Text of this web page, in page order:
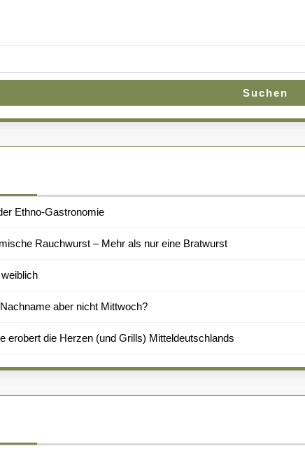
Suchen
Ethno-Gastronomie
Rauchwurst – Mehr als nur eine Bratwurst
aber nicht Mittwoch?
erobert die Herzen (und Grills) Mitteldeutschlands